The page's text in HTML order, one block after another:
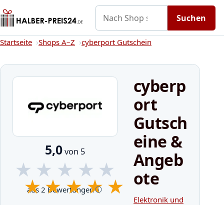
Startseite
GutscheineShops A–ZKategorien
Nach Shop suchen
Suchen
Startseite Shops A–Z cyberport Gutschein
5,0von 5
★
★
★
★
★
★
★
★
★
★
aus 2 Bewertungen
cyberp
ort
Gutsch
eine &
Angeb
ote
Elektronik und